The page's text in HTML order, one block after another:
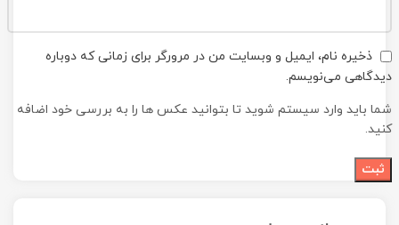
ذخیره نام، ایمیل و وبسایت من در مرورگر برای زمانی که دوباره
دیدگاهی می‌نویسم.
شما باید وارد سیستم شوید تا بتوانید عکس ها را به بررسی خود اضافه
کنید.